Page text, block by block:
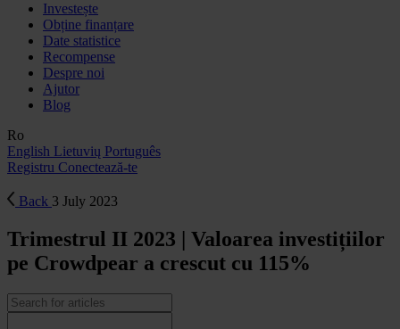
Investește
Obține finanțare
Date statistice
Recompense
Despre noi
Ajutor
Blog
Ro
English Lietuvių Português
Registru Conectează-te
Back 3 July 2023
Trimestrul II 2023 | Valoarea investițiilor
pe Crowdpear a crescut cu 115%